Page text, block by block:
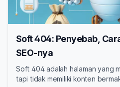
Soft 404: Penyebab,
SEO-nya
Soft 404 adalah halaman yang
tapi tidak memiliki konten